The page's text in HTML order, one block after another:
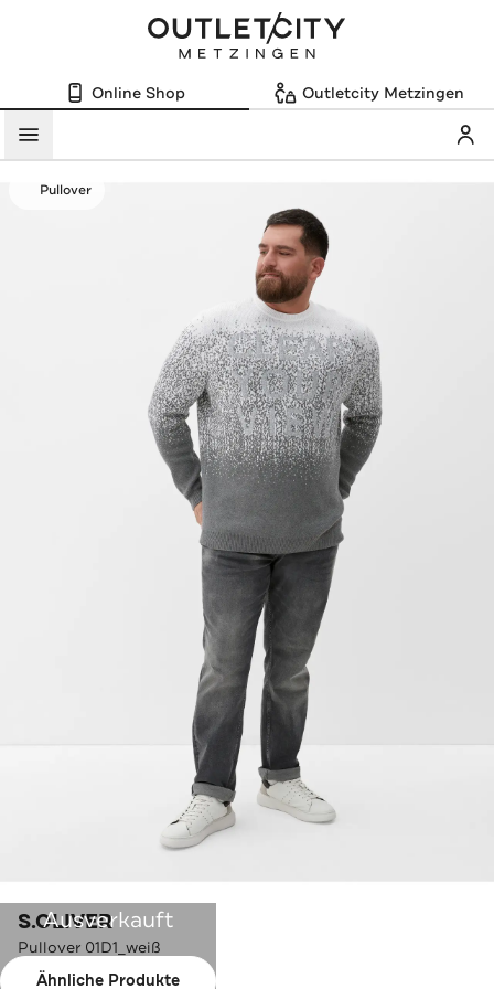
Online Shop Outletcity Metzingen
Menü
Pullover
Ausverkauft
Ähnliche Produkte
S.OLIVER
Pullover 01D1_weiß
Farbe:01D1_weiß